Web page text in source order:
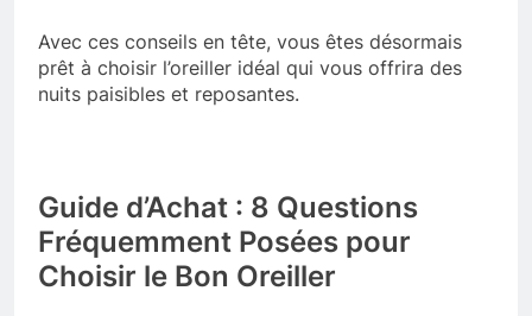
Avec ces conseils en tête, vous êtes désormais
prêt à choisir l’oreiller idéal qui vous offrira des
nuits paisibles et reposantes.
Guide d’Achat : 8 Questions
Fréquemment Posées pour
Choisir le Bon Oreiller